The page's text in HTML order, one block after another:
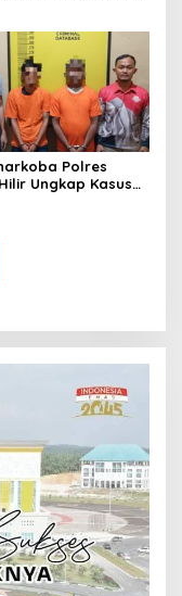
Kanwil, dan
Polres
Ungkap Kasus